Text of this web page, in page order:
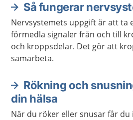
Så fungerar
Nervsystemets uppgift är att ta
förmedla signaler från och till
och kroppsdelar. Det gör att
samarbeta.
Rökning och
din hälsa
När du röker eller snusar får du